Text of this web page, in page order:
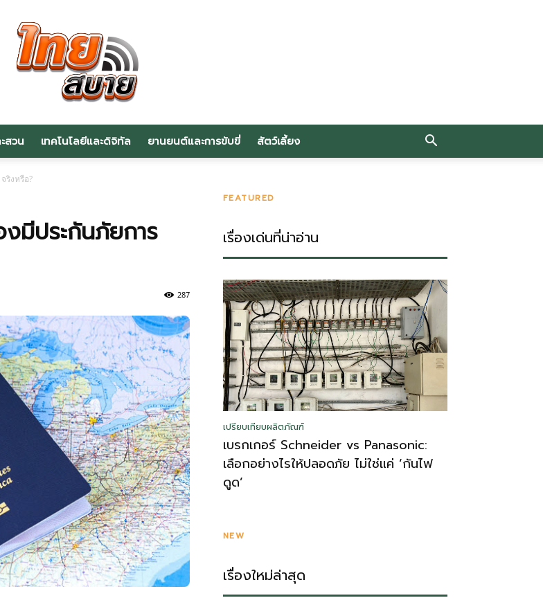
รู้
วา
ไร
สวน เทคโนโลยีและดิจิทัล ยานยนต์และการขับขี่ สัตว์เลี้ยง
ริงหรือ?
งมีประกันภัยการ
287
FEATURED
เรื่องเด่นที่น่าอ่าน
เปรียบเทียบผลิตภัณฑ์
เบรกเกอร์ Schneider vs Panasonic:
เลือกอย่างไรให้ปลอดภัย ไม่ใช่แค่ ‘กันไฟ
ดูด’
NEW
เรื่องใหม่ล่าสุด